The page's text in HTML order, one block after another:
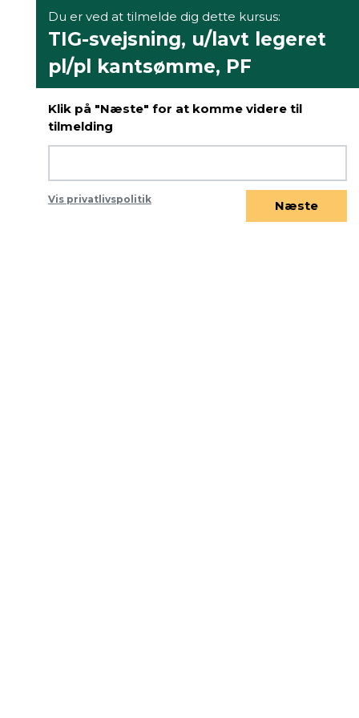
Du er ved at tilmelde dig dette kursus:
TIG-svejsning, u/lavt legeret
pl/pl kantsømme, PF
Klik på "Næste" for at komme videre til
tilmelding
Vis privatlivspolitik